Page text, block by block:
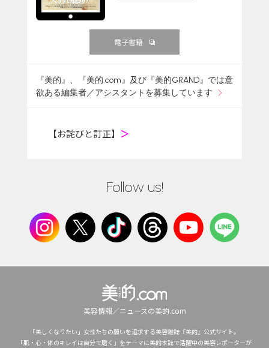
電子書籍
『美的』、『美的.com』及び『美的GRAND』では意
欲ある編集者／アシスタントを募集しています
【お詫びと訂正】 ＞
Follow us!
美容情報／ニュースの美的.com
「美しくなりたい」女性たちの願いを追求する美容雑誌『美的』公式サイト。
「肌・心・体のキレイは自分で磨く」をテーマに美的本誌で活躍中の美容レポーターが